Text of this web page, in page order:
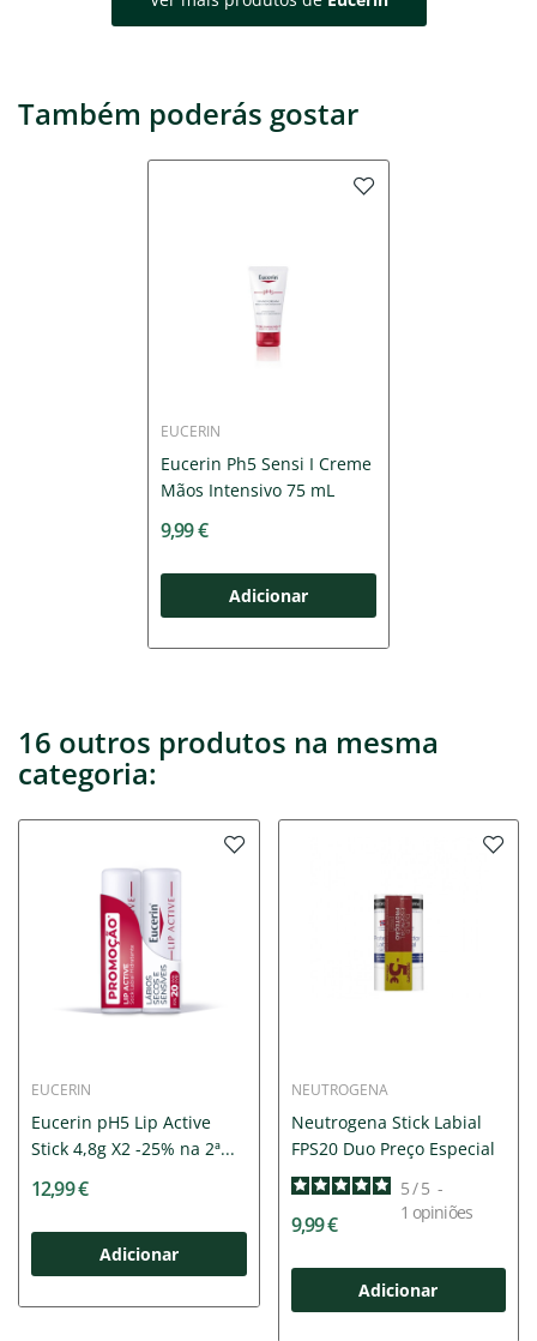
Também poderás gostar
EUCERIN
Eucerin Ph5 Sensi I Creme
Mãos Intensivo 75 mL
9,99 €
Adicionar
16 outros produtos na mesma
categoria:
EUCERIN
Eucerin pH5 Lip Active
Stick 4,8g X2 -25% na 2ª...
12,99 €
Adicionar
NEUTROGENA
Neutrogena Stick Labial
FPS20 Duo Preço Especial
5/ 5 -
1 opiniões
9,99 €
Adicionar